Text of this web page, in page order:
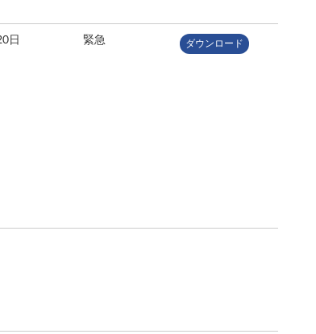
日 緊急 ダウンロード